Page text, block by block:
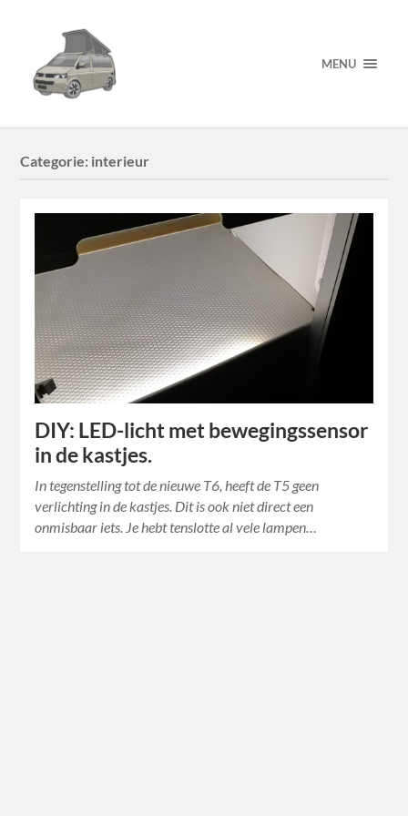
MENU
Categorie: interieur
DIY: LED-licht met bewegingssensor
in de kastjes.
In tegenstelling tot de nieuwe T6, heeft de T5 geen
verlichting in de kastjes. Dit is ook niet direct een
onmisbaar iets. Je hebt tenslotte al vele lampen…